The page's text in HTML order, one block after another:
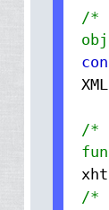
/*
/*
/*